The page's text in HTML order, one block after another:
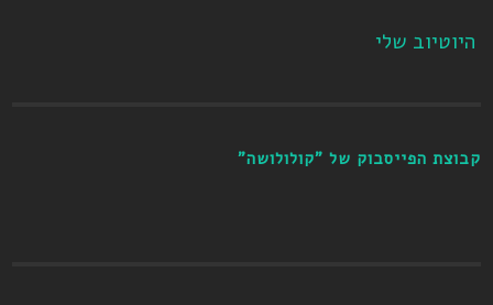
היוטיוב שלי
קבוצת הפייסבוק של "קולולושה"